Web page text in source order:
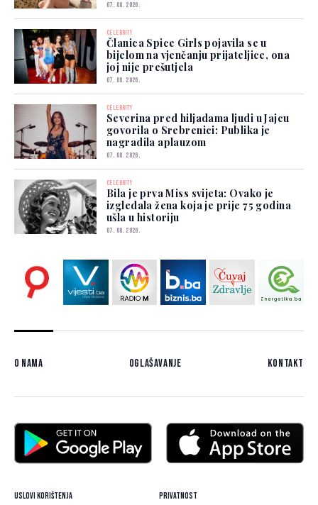
07. 08. 2026.
CELEBRITY
Članica Spice Girls pojavila se u
bijelom na vjenčanju prijateljice, ona
joj nije prešutjela
07. 08. 2026.
CELEBRITY
Severina pred hiljadama ljudi u Jajcu
govorila o Srebrenici: Publika je
nagradila aplauzom
07. 08. 2026.
CELEBRITY
Bila je prva Miss svijeta: Ovako je
izgledala žena koja je prije 75 godina
ušla u historiju
07. 08. 2026.
O nama Oglašavanje Kontakt
Uslovi korištenja Privatnost